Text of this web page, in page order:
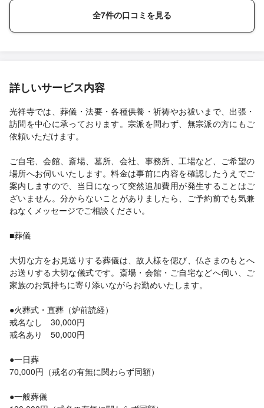
言葉をいただいたり、素敵な戒名をつけていただいたりと、良い
形で送ることができたと思います。本当にありがとうございまし
た。
全7件の口コミを見る
詳しいサービス内容
光祥寺では、葬儀・法要・各種供養・祈祷やお祓いまで、出張・
訪問を中心に承っております。宗派を問わず、無宗派の方にもご
依頼いただけます。
ご自宅、会館、斎場、墓所、会社、事務所、工場など、ご希望の
場所へお伺いいたします。料金は事前に内容を確認したうえでご
案内しますので、当日になって突然追加費用が発生することはご
ざいません。分からないことがありましたら、ご予約前でも気兼
ねなくメッセージでご相談ください。
■葬儀
大切な方をお見送りする葬儀は、故人様を偲び、仏さまのもとへ
お送りする大切な儀式です。斎場・会館・ご自宅などへ伺い、ご
家族のお気持ちに寄り添いながらお勤めいたします。
●火葬式・直葬（炉前読経）
戒名なし 30,000円
戒名あり 50,000円
●一日葬
70,000円（戒名の有無に関わらず同額）
●一般葬儀